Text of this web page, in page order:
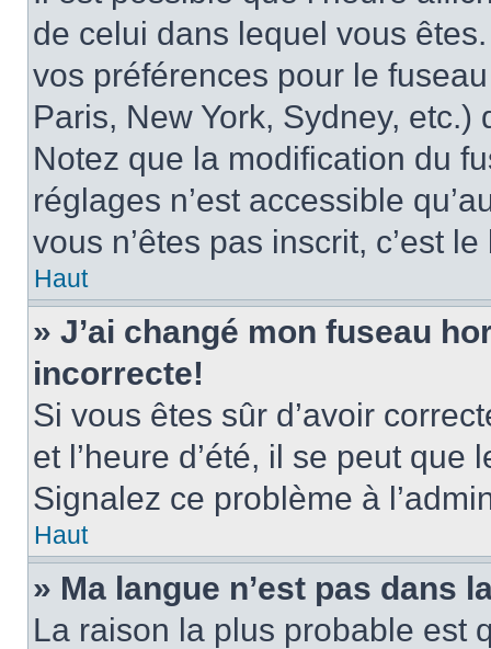
de celui dans lequel vous
vos préférences pour le
Paris, New York, Sydney, etc.)
Notez que la modification du
réglages n’est accessible
vous n’êtes pas inscrit, c’est
Haut
» J’ai changé mon fuseau
incorrecte!
Si vous êtes sûr d’avoir
et l’heure d’été, il se peut que
Signalez ce problème à
Haut
» Ma langue n’est pas dans
La raison la plus probable est